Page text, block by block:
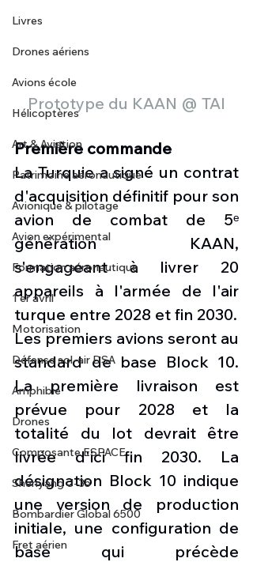
Livres
Drones aériens
Avions école
Hélicoptères
Art & Aviation
Patrimoine aéronautique
Avionique & pilotage
Avion expérimental
Formation aéronautique
1 er avril
Motorisation
Défense sol-air DSA
Amphibie
Drones
Composante ESPACE
Shenyang J-35
Bombardier Global 6500
Fret aérien
Prototype du KAAN @ TAI
Première commande
La Turquie a signé un contrat
d'acquisition définitif pour son
avion de combat de 5ᵉ
génération KAAN,
s'engageant à livrer 20
appareils à l'armée de l'air
turque entre 2028 et fin 2030.
Les premiers avions seront au
standard de base Block 10.
La première livraison est
prévue pour 2028 et la
totalité du lot devrait être
livrée d'ici fin 2030. La
désignation Block 10 indique
une version de production
initiale, une configuration de
base qui précède